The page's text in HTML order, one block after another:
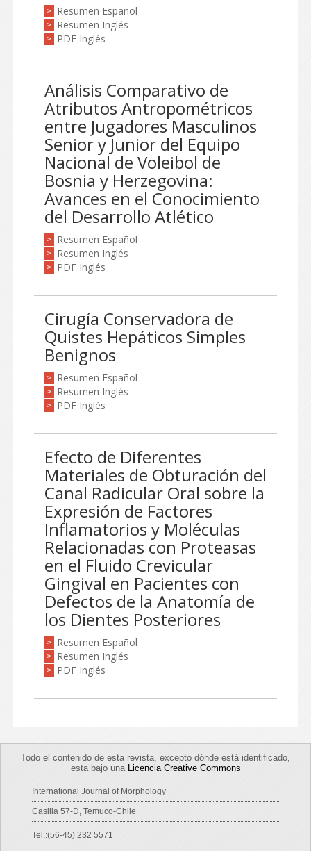
> Resumen Español
> Resumen Inglés
> PDF Inglés
Análisis Comparativo de
Atributos Antropométricos
entre Jugadores Masculinos
Senior y Junior del Equipo
Nacional de Voleibol de
Bosnia y Herzegovina:
Avances en el Conocimiento
del Desarrollo Atlético
> Resumen Español
> Resumen Inglés
> PDF Inglés
Cirugía Conservadora de
Quistes Hepáticos Simples
Benignos
> Resumen Español
> Resumen Inglés
> PDF Inglés
Efecto de Diferentes
Materiales de Obturación del
Canal Radicular Oral sobre la
Expresión de Factores
Inflamatorios y Moléculas
Relacionadas con Proteasas
en el Fluido Crevicular
Gingival en Pacientes con
Defectos de la Anatomía de
los Dientes Posteriores
> Resumen Español
> Resumen Inglés
> PDF Inglés
Todo el contenido de esta revista, excepto dónde está identificado,
esta bajo una Licencia Creative Commons
International Journal of Morphology
Casilla 57-D, Temuco-Chile
Tel.:(56-45) 232 5571